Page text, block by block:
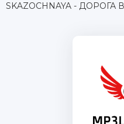
SKAZOCHNAYA - ДОРОГА